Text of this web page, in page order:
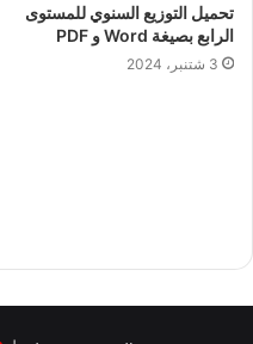
تحميل التوزيع السنوي للمستوى
الرابع بصيغة Word و PDF
3 شتنبر، 2024